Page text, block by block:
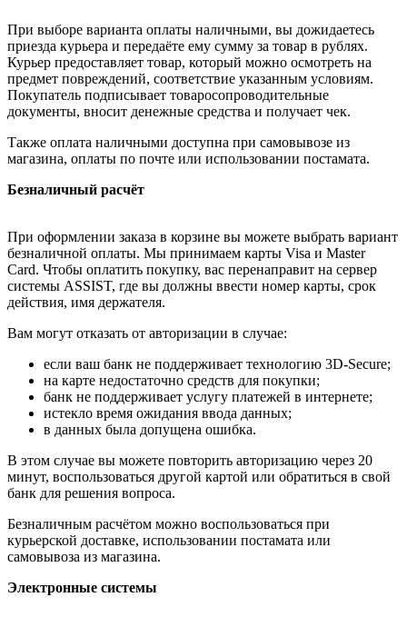
При выборе варианта оплаты наличными, вы дожидаетесь
приезда курьера и передаёте ему сумму за товар в рублях.
Курьер предоставляет товар, который можно осмотреть на
предмет повреждений, соответствие указанным условиям.
Покупатель подписывает товаросопроводительные
документы, вносит денежные средства и получает чек.
Также оплата наличными доступна при самовывозе из
магазина, оплаты по почте или использовании постамата.
Безналичный расчёт
При оформлении заказа в корзине вы можете выбрать вариант
безналичной оплаты. Мы принимаем карты Visa и Master
Card. Чтобы оплатить покупку, вас перенаправит на сервер
системы ASSIST, где вы должны ввести номер карты, срок
действия, имя держателя.
Вам могут отказать от авторизации в случае:
если ваш банк не поддерживает технологию 3D-Secure;
на карте недостаточно средств для покупки;
банк не поддерживает услугу платежей в интернете;
истекло время ожидания ввода данных;
в данных была допущена ошибка.
В этом случае вы можете повторить авторизацию через 20
минут, воспользоваться другой картой или обратиться в свой
банк для решения вопроса.
Безналичным расчётом можно воспользоваться при
курьерской доставке, использовании постамата или
самовывоза из магазина.
Электронные системы